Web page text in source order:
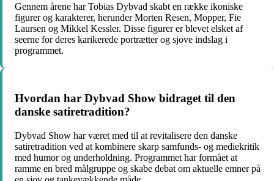
Gennem årene har Tobias Dybvad skabt en række ikoniske
figurer og karakterer, herunder Morten Resen, Mopper, Fie
Laursen og Mikkel Kessler. Disse figurer er blevet elsket af
seerne for deres karikerede portrætter og sjove indslag i
programmet.
Hvordan har Dybvad Show bidraget til den
danske satiretradition?
Dybvad Show har været med til at revitalisere den danske
satiretradition ved at kombinere skarp samfunds- og mediekritik
med humor og underholdning. Programmet har formået at
ramme en bred målgruppe og skabe debat om aktuelle emner på